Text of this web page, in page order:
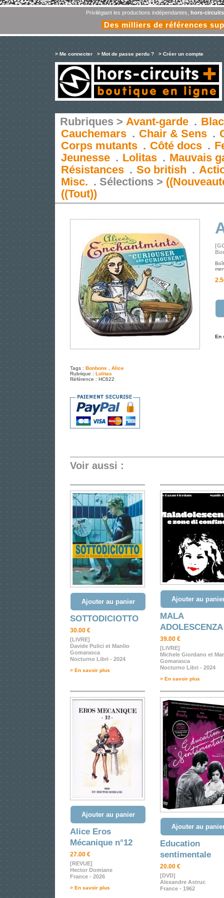
Privilégiant les productions indépendantes, hors-
Des milliers de références
> Me connecter > Mot de passe perdu ? > Créer un compte
Rubriques > Avant-garde .
Cauchemars . Chair & Sens .
Corps mutants . Côté docs .
Jeunesse . Lolitas . Mauvais
Résistances . So british .
Misc. . Sélections >
((Tout))
Tags : Bonbons
Alice
Rubrique : Lolitas
Référence : HC622
En
Voir aussi :
Ajouter au panier
SOTTODICIOTTO
30.00 €
[LIVRE]
Davide Pulici et Manlio
Gomarasca
Nocturno Libri - 2024
> En savoir plus
Ajouter au
MALA
ADOLESCENZA
39.00 €
[LIVRE]
Michele Giordano et
Gomarasca
Nocturno Libri - 2024
> En savoir plus
Ajouter au panier
Alice Eros
Mécanique n°12
27.00 €
[REVUE]
Hector Domiane
France - 2026
> En savoir plus
Ajouter au
Education
sentimentale
20.00 €
[DVD]
Alexandre Astruc
France - 1962